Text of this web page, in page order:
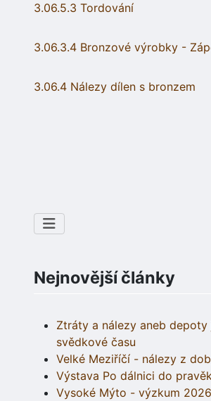
3.06.5.3 Tordování
3.06.3.4 Bronzové výrobky -
3.06.4 Nálezy dílen s bronzem
Nejnovější články
Ztráty a nálezy aneb depoty
svědkové času
Velké Meziříčí - nálezy z
Výstava Po dálnici do
Vysoké Mýto - výzkum 2026